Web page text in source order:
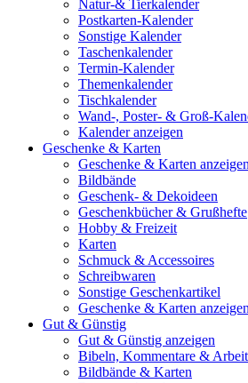
Natur-& Tierkalender
Postkarten-Kalender
Sonstige Kalender
Taschenkalender
Termin-Kalender
Themenkalender
Tischkalender
Wand-, Poster- & Groß-
Kalender anzeigen
Geschenke & Karten
Geschenke & Karten anzeigen
Bildbände
Geschenk- & Dekoideen
Geschenkbücher & Grußhefte
Hobby & Freizeit
Karten
Schmuck & Accessoires
Schreibwaren
Sonstige Geschenkartikel
Geschenke & Karten anzeigen
Gut & Günstig
Gut & Günstig anzeigen
Bibeln, Kommentare &
Bildbände & Karten